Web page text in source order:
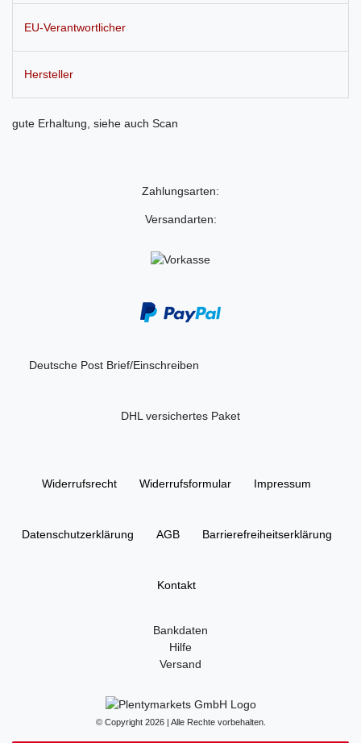
EU-Verantwortlicher
Hersteller
gute Erhaltung, siehe auch Scan
Zahlungsarten:
Versandarten:
Deutsche Post Brief/Einschreiben
DHL versichertes Paket
Widerrufs­recht Widerrufs­formular Impressum
Daten­schutz­erklärung AGB Barrierefreiheitserklärung
Kontakt
Bankdaten
Hilfe
Versand
© Copyright 2026 | Alle Rechte vorbehalten.